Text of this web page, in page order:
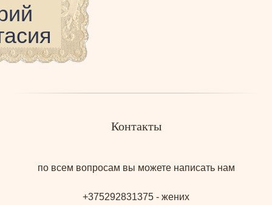
Контакты
по всем вопросам вы можете написать нам
+375292831375 - жених